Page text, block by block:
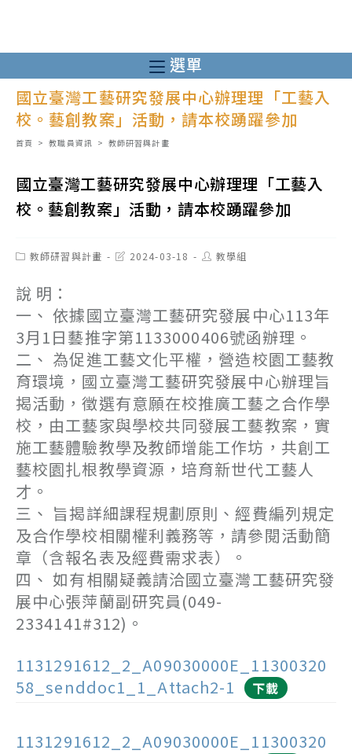
至
主
選單
國立臺灣工藝研究發展中心辦理理「工藝入
校。藝創教案」活動，請本校踴躍參加
首頁 > 教職員資訊 > 教師研習與計畫
國立臺灣工藝研究發展中心辦理理「工藝入
校。藝創教案」活動，請本校踴躍參加
Post教師研習與計畫
Post2024-03-18
Post教學組
說 明：
一、 依據國立臺灣工藝研究發展中心113年
3月1日藝推字第1133000406號函辦理。
二、 為促進工藝文化平權，營造校園工藝教
育環境，國立臺灣工藝研究發展中心辦理旨
揭活動，徵選有意願在校推廣工藝之合作學
校，由工藝家與學校共同發展工藝教案，實
施工藝體驗教學及教師增能工作坊，共創工
藝校園扎根教學資源，培育新世代工藝人
才。
三、 旨揭詳細課程規劃原則、經費編列規定
及合作學校相關權利義務等，請參閱活動簡
章（含報名表及經費需求表）。
四、 如有相關疑義請洽國立臺灣工藝研究發
展中心張萍蘭副研究員(049-
2334141#312)。
1131291612_2_A09030000E_11300320
58_senddoc1_1_Attach2-1
下載
1131291612_2_A09030000E_11300320